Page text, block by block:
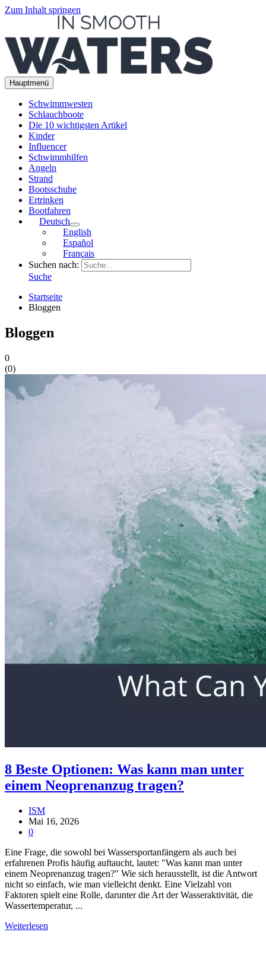
Zum Inhalt springen
Hauptmenü
Schwimmwesten
Schlauchboote
Die 10 wichtigsten Artikel
Kinder
Influencer
Schwimmhilfen
Angeln
Strand
Bootsschuhe
Ertrinken
Bootfahren
Deutsch
English
Español
Français
Suchen nach:
Suche
Startseite
Bloggen
Bloggen
0
(0)
8 Beste Optionen: Was kann man unter
einem Neoprenanzug tragen?
ISM
Mai 16, 2026
0
Eine Frage, die sowohl bei Wassersportanfängern als auch bei
erfahrenen Profis häufig auftaucht, lautet: "Was kann man unter
einem Neoprenanzug tragen?" Wie sich herausstellt, ist die Antwort
nicht so einfach, wie man vielleicht denkt. Eine Vielzahl von
Faktoren spielt eine Rolle, darunter die Art der Wasseraktivität, die
Wassertemperatur, ...
Weiterlesen